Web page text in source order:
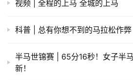
视频 | 全程的上马 全城的上马
科普 | 总有你想不到的马拉松作弊
半马世锦赛 | 65分16秒！女子半
新！